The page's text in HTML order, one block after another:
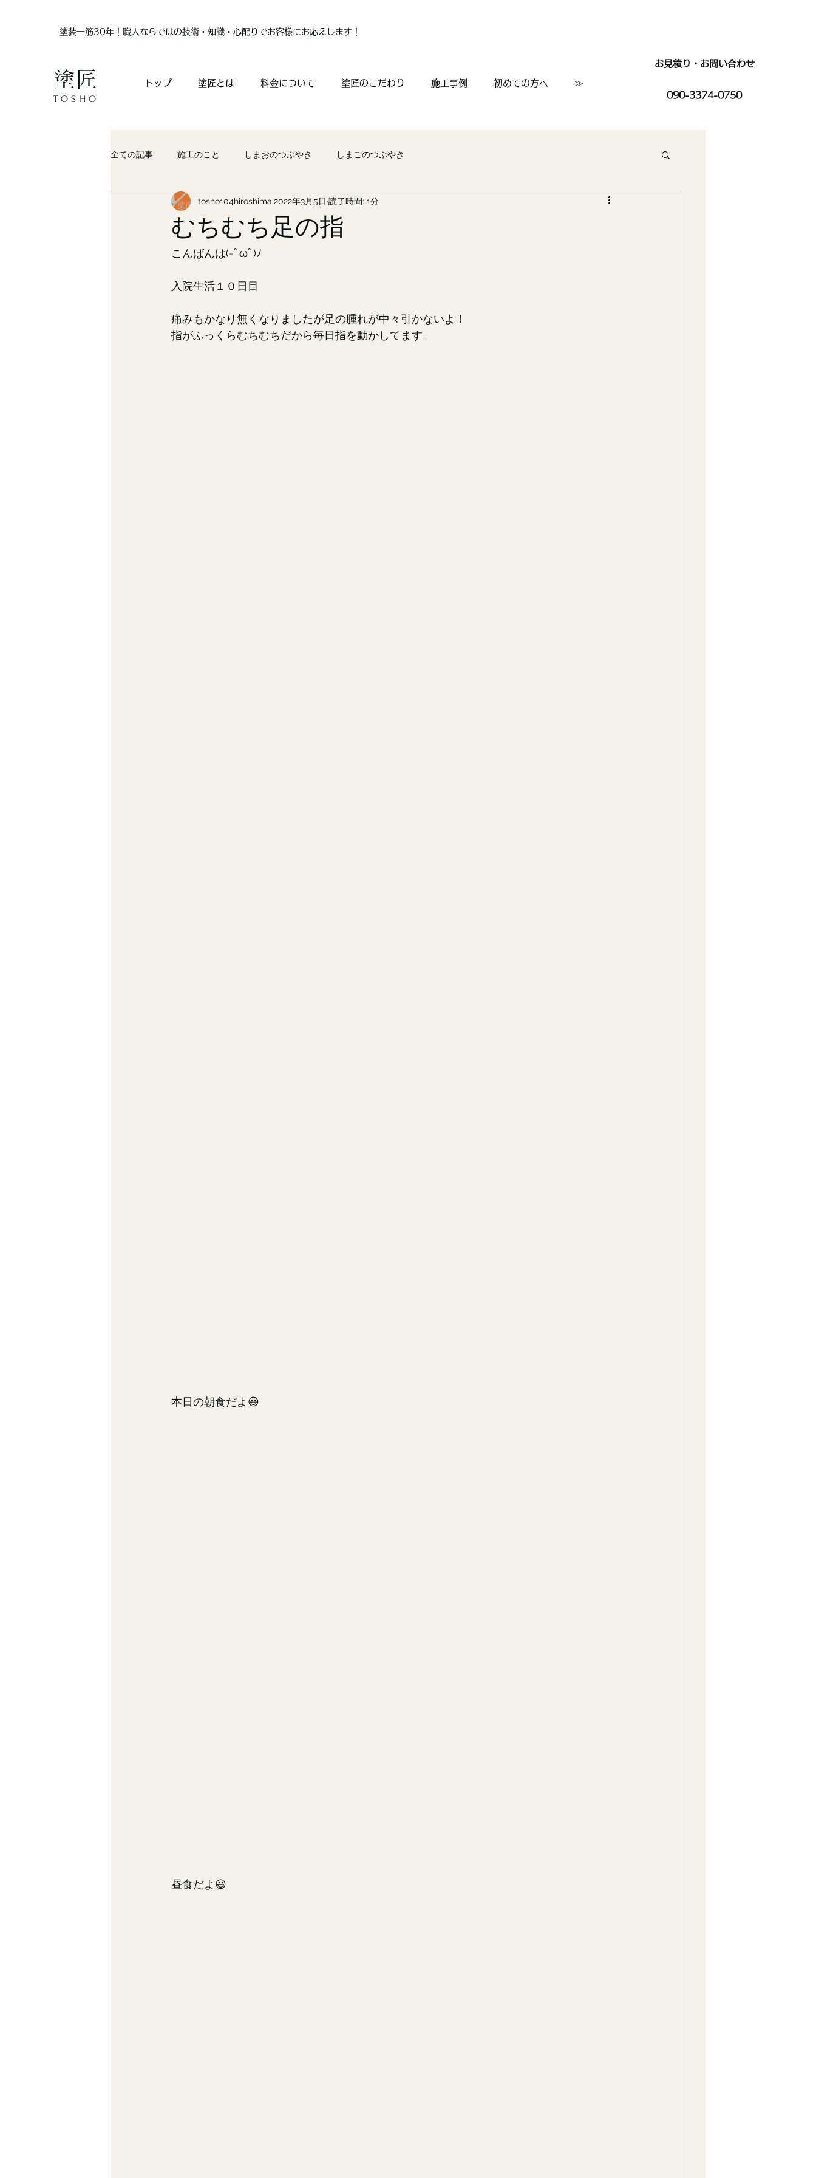
塗匠
TOSHO
トップ 塗匠とは 料金について 塗匠のこだわり 施工事例 初めての方へ ≫
お見積り・お問い合わせ
090-3374-0750
全ての記事 施工のこと しまおのつぶやき しまこのつぶやき
むちむち足の指
tosho104hiroshima 2022年3月5日 読了時間: 1分
こんばんは(=ﾟωﾟ)ﾉ
入院生活１０日目
痛みもかなり無くなりましたが足の腫れが中々引かないよ！
指がふっくらむちむちだから毎日指を動かしてます。
本日の朝食だよ😃
昼食だよ😃
塗装一筋30年！職人ならではの技術・知識・心配りでお客様にお応えします！